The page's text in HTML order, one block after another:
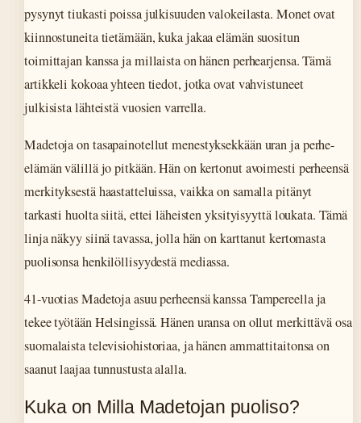
pysynyt tiukasti poissa julkisuuden valokeilasta. Monet ovat
kiinnostuneita tietämään, kuka jakaa elämän suositun
toimittajan kanssa ja millaista on hänen perhearjensa. Tämä
artikkeli kokoaa yhteen tiedot, jotka ovat vahvistuneet
julkisista lähteistä vuosien varrella.
Madetoja on tasapainotellut menestyksekkään uran ja perhe-
elämän välillä jo pitkään. Hän on kertonut avoimesti perheensä
merkityksestä haastatteluissa, vaikka on samalla pitänyt
tarkasti huolta siitä, ettei läheisten yksityisyyttä loukata. Tämä
linja näkyy siinä tavassa, jolla hän on karttanut kertomasta
puolisonsa henkilöllisyydestä mediassa.
41-vuotias Madetoja asuu perheensä kanssa Tampereella ja
tekee työtään Helsingissä. Hänen uransa on ollut merkittävä osa
suomalaista televisiohistoriaa, ja hänen ammattitaitonsa on
saanut laajaa tunnustusta alalla.
Kuka on Milla Madetojan puoliso?